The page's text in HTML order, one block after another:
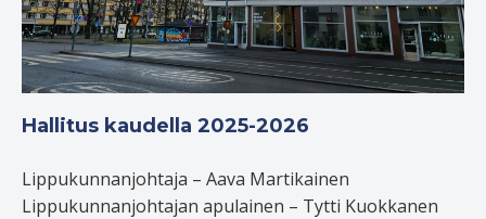
Hallitus kaudella 2025-2026
Lippukunnanjohtaja – Aava Martikainen
Lippukunnanjohtajan apulainen – Tytti Kuokkanen